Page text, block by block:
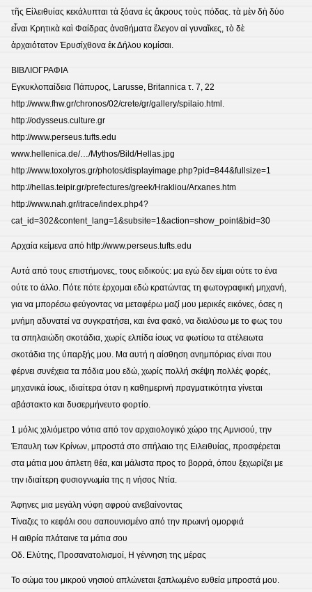
τῆς Εἰλειθυίας κεκάλυπται τὰ ξόανα ἐς ἄκρους τοὺς πόδας. τὰ μὲν δὴ δύο
εἶναι Κρητικὰ καὶ Φαίδρας ἀναθήματα ἔλεγον αἱ γυναῖκες, τὸ δὲ
ἀρχαιότατον Ἐρυσίχθονα ἐκ Δήλου κομίσαι.
ΒΙΒΛΙΟΓΡΑΦΙΑ
Εγκυκλοπαίδεια Πάπυρος, Larusse, Britannica τ. 7, 22
http://www.fhw.gr/chronos/02/crete/gr/gallery/spilaio.html.
http://odysseus.culture.gr
http://www.perseus.tufts.edu
www.hellenica.de/…/Mythos/Bild/Hellas.jpg
http://www.toxolyros.gr/photos/displayimage.php?pid=844&fullsize=1
http://hellas.teipir.gr/prefectures/greek/Hrakliou/Arxanes.htm
http://www.nah.gr/itrace/index.php4?
cat_id=302&content_lang=1&subsite=1&action=show_point&bid=30
Αρχαία κείμενα από http://www.perseus.tufts.edu
Αυτά από τους επιστήμονες, τους ειδικούς: μα εγώ δεν είμαι ούτε το ένα
ούτε το άλλο. Πότε πότε έρχομαι εδώ κρατώντας τη φωτογραφική μηχανή,
για να μπορέσω φεύγοντας να μεταφέρω μαζί μου μερικές εικόνες, όσες η
μνήμη αδυνατεί να συγκρατήσει, και ένα φακό, να διαλύσω με το φως του
τα σπηλαιώδη σκοτάδια, χωρίς ελπίδα ίσως να φωτίσω τα ατέλειωτα
σκοτάδια της ύπαρξής μου. Μα αυτή η αίσθηση ανημπόριας είναι που
φέρνει συνέχεια τα πόδια μου εδώ, χωρίς πολλή σκέψη πολλές φορές,
μηχανικά ίσως, ιδιαίτερα όταν η καθημερινή πραγματικότητα γίνεται
αβάστακτο και δυσερμήνευτο φορτίο.
1 μόλις χιλιόμετρο νότια από τον αρχαιολογικό χώρο της Αμνισού, την
Έπαυλη των Κρίνων, μπροστά στο σπήλαιο της Ειλειθυίας, προσφέρεται
στα μάτια μου άπλετη θέα, και μάλιστα προς το βορρά, όπου ξεχωρίζει με
την ιδιαίτερη φυσιογνωμία της η νήσος Ντία.
Άφηνες μια μεγάλη νύφη αφρού ανεβαίνοντας
Τίναζες το κεφάλι σου σαπουνισμένο από την πρωινή ομορφιά
Η αιθρία πλάταινε τα μάτια σου
Οδ. Ελύτης, Προσανατολισμοί, Η γέννηση της μέρας
Το σώμα του μικρού νησιού απλώνεται ξαπλωμένο ευθεία μπροστά μου.